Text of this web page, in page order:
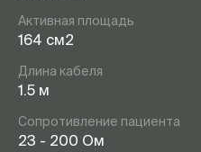
Активная площадь
164 см2
Длина кабеля
1.5 м
Сопротивление пациента
23 - 200 Ом